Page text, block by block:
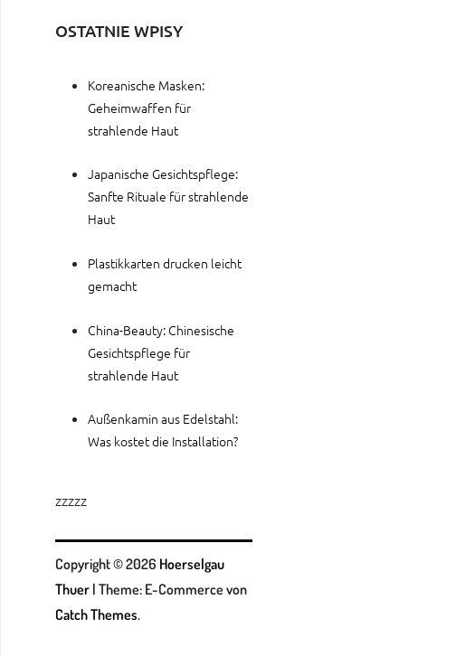
OSTATNIE WPISY
Koreanische Masken:
Geheimwaffen für
strahlende Haut
Japanische Gesichtspflege:
Sanfte Rituale für strahlende
Haut
Plastikkarten drucken leicht
gemacht
China-Beauty: Chinesische
Gesichtspflege für
strahlende Haut
Außenkamin aus Edelstahl:
Was kostet die Installation?
zzzzz
Copyright © 2026 Hoerselgau
Thuer | Theme: E-Commerce von
Catch Themes.